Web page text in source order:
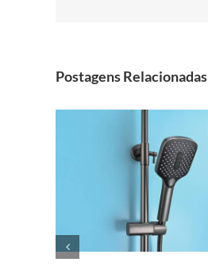
Postagens Relacionadas